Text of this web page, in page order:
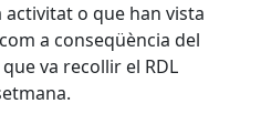
o que han vista
a conseqüència del
va recollir el RDL